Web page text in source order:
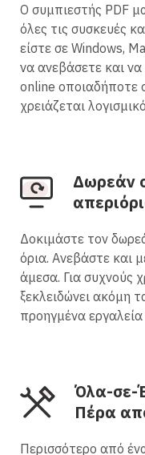
Ο συμπιεστής PDF
όλες τις συσκευές
είστε σε Windows,
να ανεβάσετε και
online οποιαδήποτε
χρειάζεται
Δωρεάν
Δοκιμάστε τον
όρια. Ανεβάστε και
άμεσα. Για συχνούς
ξεκλειδώνει ακόμη
προηγμένα εργαλεία
Όλα-σε-
Πέρα
Περισσότερο από